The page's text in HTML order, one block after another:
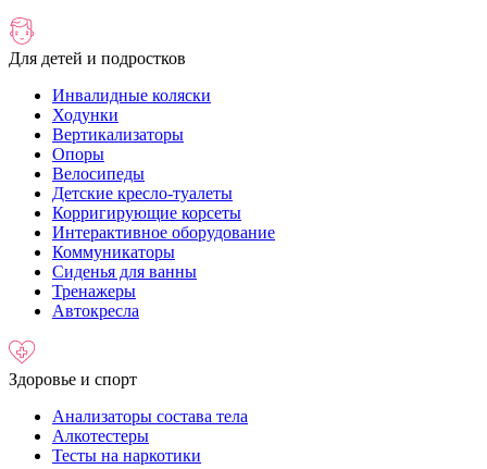
Для детей и подростков
Инвалидные коляски
Ходунки
Вертикализаторы
Опоры
Велосипеды
Детские кресло-туалеты
Корригирующие корсеты
Интерактивное оборудование
Коммуникаторы
Сиденья для ванны
Тренажеры
Автокресла
Здоровье и спорт
Анализаторы состава тела
Алкотестеры
Тесты на наркотики